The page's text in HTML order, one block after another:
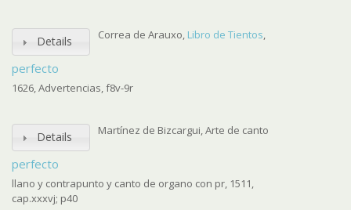
Details
perfecto
Correa de Arauxo, Libro de Tientos,
1626, Advertencias, f8v-9r
Details
perfecto
Martínez de Bizcargui, Arte de canto
llano y contrapunto y canto de organo con pr, 1511,
cap.xxxvj; p40